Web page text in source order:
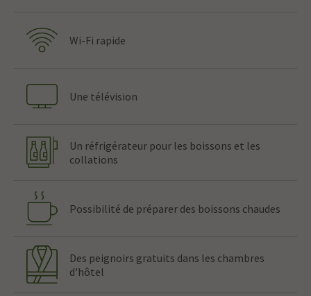
Wi-Fi rapide
Une télévision
Un réfrigérateur pour les boissons et les
collations
Possibilité de préparer des boissons chaudes
Des peignoirs gratuits dans les chambres
d'hôtel